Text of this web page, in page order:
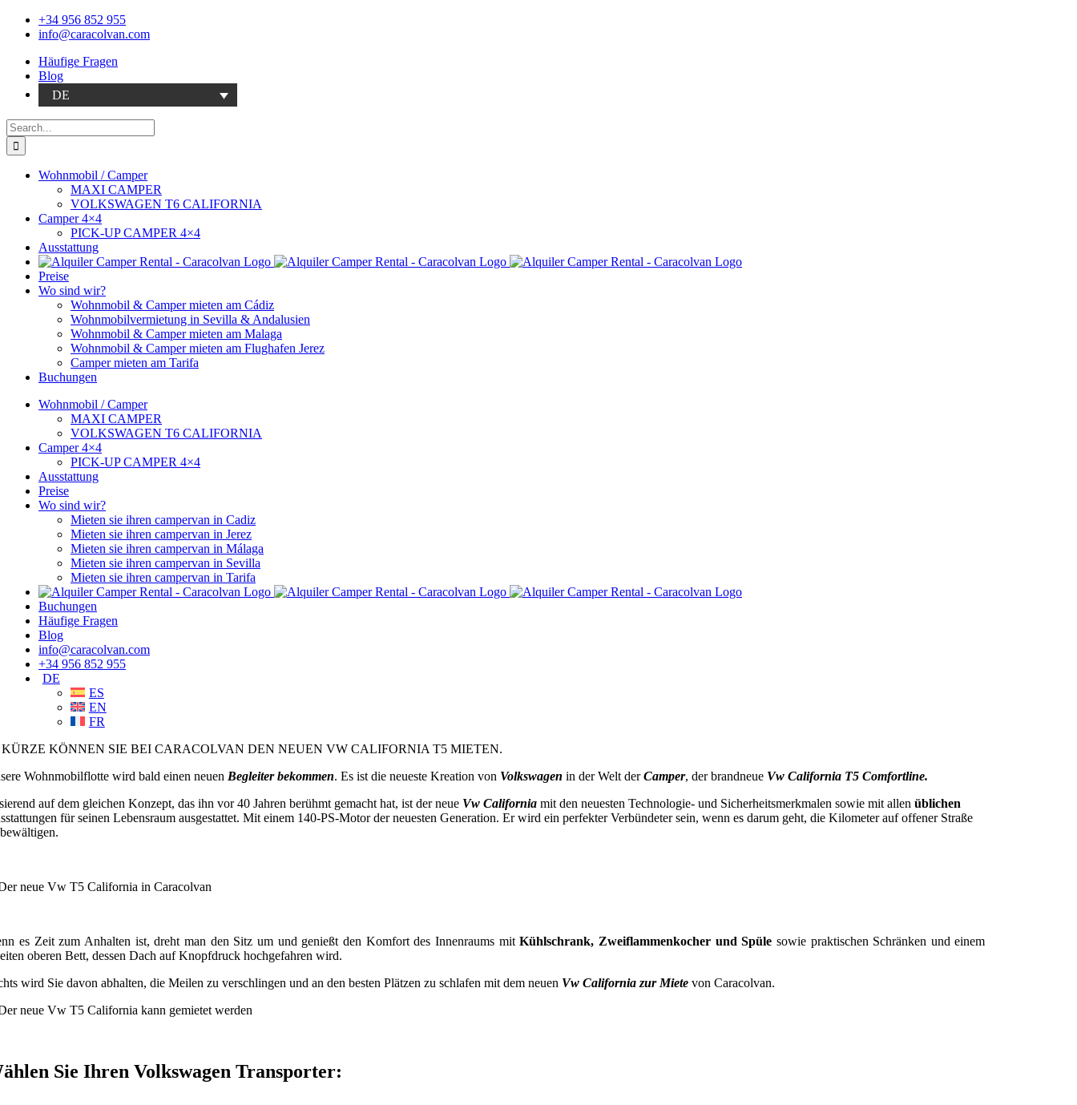
Skip
+34 956 852 955
info@caracolvan.com
Häufige Fragen
Blog
DE
Search
for:
Wohnmobil / Camper
MAXI CAMPER
VOLKSWAGEN T6 CALIFORNIA
Camper 4×4
PICK-UP CAMPER 4×4
Ausstattung
Preise
Wo sind wir?
Wohnmobil & Camper mieten am Cádiz
Wohnmobilvermietung in Sevilla & Andalusien
Wohnmobil & Camper mieten am Malaga
Wohnmobil & Camper mieten am Flughafen Jerez
Camper mieten am Tarifa
Buchungen
Wohnmobil / Camper
MAXI CAMPER
VOLKSWAGEN T6 CALIFORNIA
Camper 4×4
PICK-UP CAMPER 4×4
Ausstattung
Preise
Wo sind wir?
Mieten sie ihren campervan in Cadiz
Mieten sie ihren campervan in Jerez
Mieten sie ihren campervan in Málaga
Mieten sie ihren campervan in Sevilla
Mieten sie ihren campervan in Tarifa
Buchungen
Häufige Fragen
Blog
info@caracolvan.com
+34 956 852 955
DE
ES
EN
FR
KÖNNEN SIE BEI CARACOLVAN DEN NEUEN VW CALIFORNIA T5 MIETEN.
Wohnmobilflotte wird bald einen neuen Begleiter bekommen. Es ist die neueste Kreation von Volkswagenin der Welt derCamper, der brandneue Vw California T5 Comfortline.
auf dem gleichen Konzept, das ihn vor 40 Jahren berühmt gemacht hat, ist der neue Vw California mit den neuesten Technologie- und Sicherheitsmerkmalen sowie mit allenüblichen
für seinen Lebensraum ausgestattet. Mit einem 140-PS-Motor der neuesten Generation. Er wird ein perfekter Verbündeter sein, wenn es darum geht, die Kilometer auf offener Straße
es Zeit zum Anhalten ist, dreht man den Sitz um und genießt den Komfort des Innenraums mitKühlschrank, Zweiflammenkocher und Spüle sowie praktischen Schränken und einem
oberen Bett, dessen Dach auf Knopfdruck hochgefahren wird.
wird Sie davon abhalten, die Meilen zu verschlingen und an den besten Plätzen zu schlafen mit dem neuen Vw California zur Miete von Caracolvan.
Sie Ihren Volkswagen Transporter: